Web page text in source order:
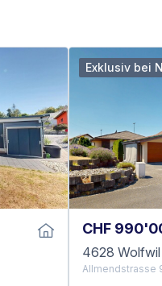
CHF
4628 Wolfwil
Allmendstrasse
Exklusiv bei